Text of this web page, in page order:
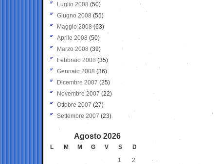
Luglio 2008 (50)
Giugno 2008 (55)
Maggio 2008(63)
Aprile 2008 (50)
Marzo 2008 (39)
Febbraio 2008 (35)
Gennaio 2008 (36)
Dicembre 2007 (25)
Novembre 2007 (22)
Ottobre 2007 (27)
Settembre 2007 (23)
Agosto 2026
L M M G V S
D
1
2